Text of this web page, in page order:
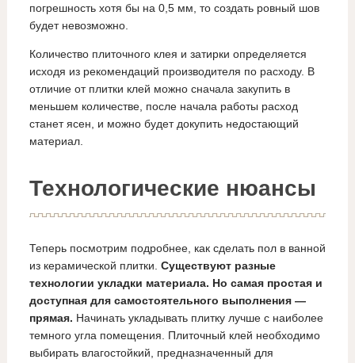
погрешность хотя бы на 0,5 мм, то создать ровный шов
будет невозможно.
Количество плиточного клея и затирки определяется
исходя из рекомендаций производителя по расходу. В
отличие от плитки клей можно сначала закупить в
меньшем количестве, после начала работы расход
станет ясен, и можно будет докупить недостающий
материал.
Технологические нюансы
Теперь посмотрим подробнее, как сделать пол в ванной
из керамической плитки. Существуют разные
технологии укладки материала. Но самая простая и
доступная для самостоятельного выполнения —
прямая. Начинать укладывать плитку лучше с наиболее
темного угла помещения. Плиточный клей необходимо
выбирать влагостойкий, предназначенный для